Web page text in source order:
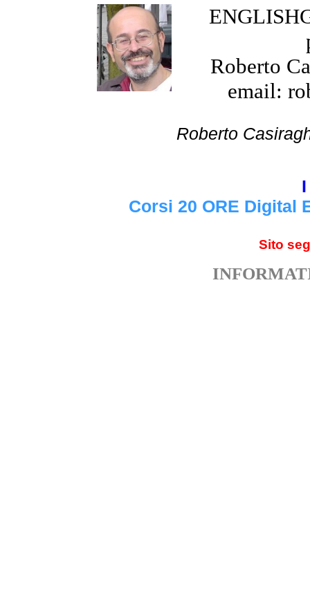
Roberto
email:
Roberto
Corsi 20 ORE Digital
Sito